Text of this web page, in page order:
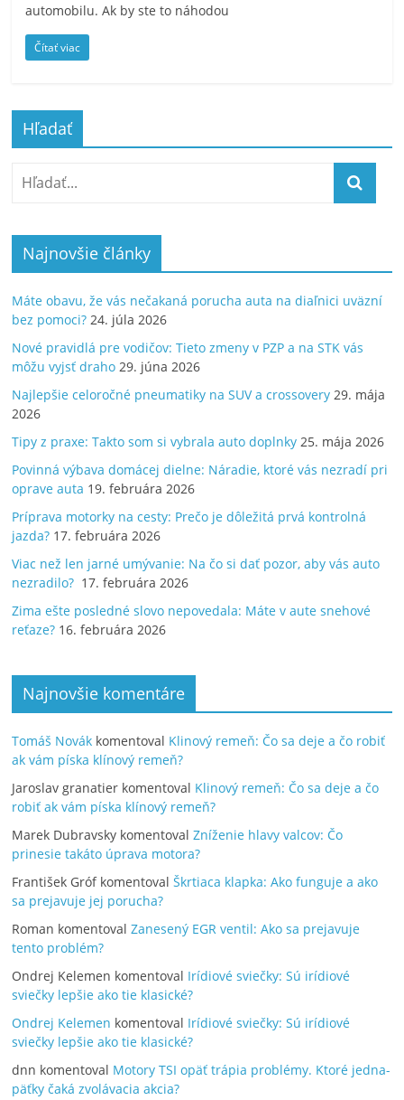
automobilu. Ak by ste to náhodou
Čítať viac
Hľadať
Najnovšie články
Máte obavu, že vás nečakaná porucha auta na diaľnici uväzní
bez pomoci? 24. júla 2026
Nové pravidlá pre vodičov: Tieto zmeny v PZP a na STK vás
môžu vyjsť draho 29. júna 2026
Najlepšie celoročné pneumatiky na SUV a crossovery 29. mája
2026
Tipy z praxe: Takto som si vybrala auto doplnky 25. mája 2026
Povinná výbava domácej dielne: Náradie, ktoré vás nezradí pri
oprave auta 19. februára 2026
Príprava motorky na cesty: Prečo je dôležitá prvá kontrolná
jazda? 17. februára 2026
Viac než len jarné umývanie: Na čo si dať pozor, aby vás auto
nezradilo? 17. februára 2026
Zima ešte posledné slovo nepovedala: Máte v aute snehové
reťaze? 16. februára 2026
Najnovšie komentáre
Tomáš Novák komentoval Klinový remeň: Čo sa deje a čo robiť
ak vám píska klínový remeň?
Jaroslav granatier komentoval Klinový remeň: Čo sa deje a čo
robiť ak vám píska klínový remeň?
Marek Dubravsky komentovalZníženie hlavy valcov: Čo
prinesie takáto úprava motora?
František GrófkomentovalŠkrtiaca klapka: Ako funguje a ako
sa prejavuje jej porucha?
Roman komentovalZanesený EGR ventil: Ako sa prejavuje
tento problém?
Ondrej Kelemen komentoval Irídiové sviečky: Sú irídiové
sviečky lepšie ako tie klasické?
Ondrej Kelemen komentoval Irídiové sviečky: Sú irídiové
sviečky lepšie ako tie klasické?
dnn komentoval Motory TSI opäť trápia problémy. Ktoré jedna-
päťky čaká zvolávacia akcia?